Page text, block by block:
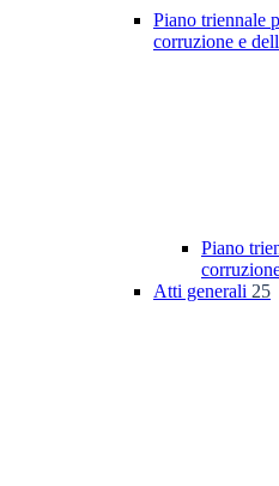
Piano triennale
corruzione e
Piano
Atti generali 25